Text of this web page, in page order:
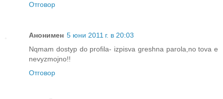
Отговор
Анонимен 5 юни 2011 г. в 20:03
Nqmam dostyp do profila- izpisva greshna parola,no tova e
nevyzmojno!!
Отговор